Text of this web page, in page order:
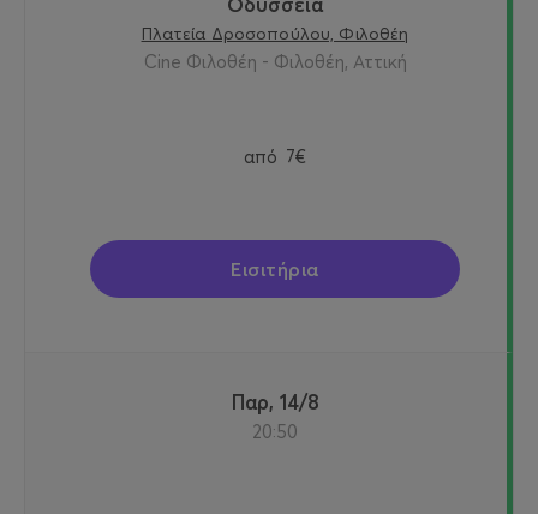
Πλατεία Δροσοπούλου, Φιλοθέη
Cine Φιλοθέη - Φιλοθέη, Αττική
από 7€
Εισιτήρια
Παρ, 14/8
20:50